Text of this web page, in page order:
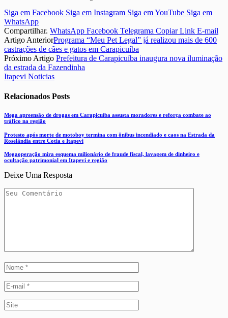
Siga em Facebook Siga em Instagram Siga em YouTube Siga em
WhatsApp
Compartilhar. WhatsApp Facebook Telegrama Copiar Link E-mail
Artigo AnteriorPrograma “Meu Pet Legal” já realizou mais de 600
castrações de cães e gatos em Carapicuíba
Próximo Artigo Prefeitura de Carapicuíba inaugura nova iluminação
da estrada da Fazendinha
Itapevi Noticias
Relacionados Posts
Mega apreensão de drogas em Carapicuíba assusta moradores e reforça combate ao
tráfico na região
Protesto após morte de motoboy termina com ônibus incendiado e caos na Estrada da
Roselândia entre Cotia e Itapevi
Megaoperação mira esquema milionário de fraude fiscal, lavagem de dinheiro e
ocultação patrimonial em Itapevi e região
Deixe Uma Resposta